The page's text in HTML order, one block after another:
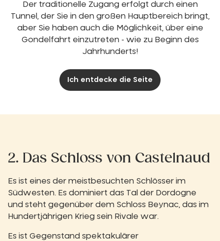
Der traditionelle Zugang erfolgt durch einen
Tunnel, der Sie in den großen Hauptbereich bringt,
aber Sie haben auch die Möglichkeit, über eine
Gondelfahrt einzutreten - wie zu Beginn des
Jahrhunderts!
Ich entdecke die Seite
2. Das Schloss von Castelnaud
Es ist eines der meistbesuchten Schlösser im
Südwesten. Es dominiert das Tal der Dordogne
und steht gegenüber dem Schloss Beynac, das im
Hundertjährigen Krieg sein Rivale war.
Es ist Gegenstand spektakulärer